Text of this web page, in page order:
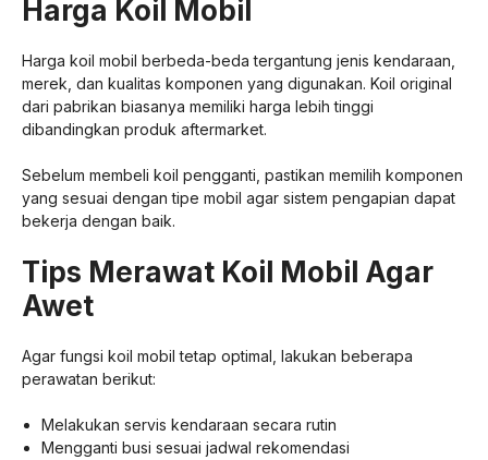
Harga Koil Mobil
Harga koil mobil berbeda-beda tergantung jenis kendaraan,
merek, dan kualitas komponen yang digunakan. Koil original
dari pabrikan biasanya memiliki harga lebih tinggi
dibandingkan produk aftermarket.
Sebelum membeli koil pengganti, pastikan memilih komponen
yang sesuai dengan tipe mobil agar sistem pengapian dapat
bekerja dengan baik.
Tips Merawat Koil Mobil Agar
Awet
Agar fungsi koil mobil tetap optimal, lakukan beberapa
perawatan berikut:
Melakukan servis kendaraan secara rutin
Mengganti busi sesuai jadwal rekomendasi